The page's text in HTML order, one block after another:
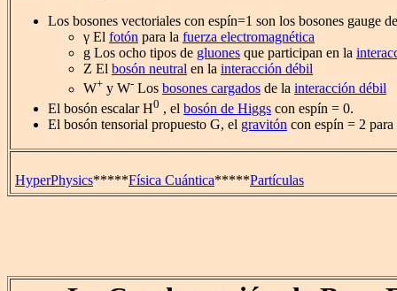
Los bosones vectoriales con espín=1 son los bosones gauge
γ El fotón para la fuerza electromagnética
g Los ocho tipos de gluones que participan en la
Z El bosón neutral en la interacción débil
W+ y W- Los bosones cargados de la interacción débil
El bosón escalar H0 , el bosón de Higgs con espín = 0.
El bosón tensorial propuesto G, el gravitón con espín = 2
HyperPhysics*****Física Cuántica*****Partículas